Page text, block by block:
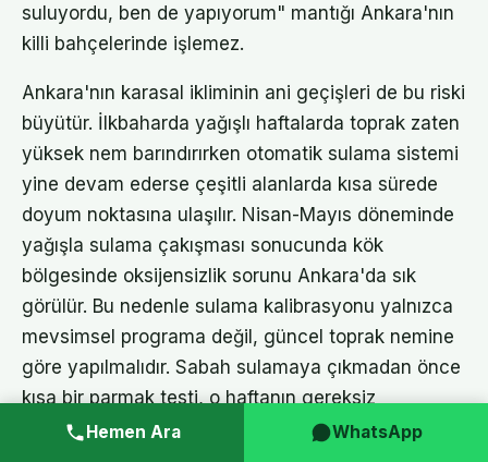
suluyordu, ben de yapıyorum" mantığı Ankara'nın
killi bahçelerinde işlemez.
Ankara'nın karasal ikliminin ani geçişleri de bu riski
büyütür. İlkbaharda yağışlı haftalarda toprak zaten
yüksek nem barındırırken otomatik sulama sistemi
yine devam ederse çeşitli alanlarda kısa sürede
doyum noktasına ulaşılır. Nisan-Mayıs döneminde
yağışla sulama çakışması sonucunda kök
bölgesinde oksijensizlik sorunu Ankara'da sık
görülür. Bu nedenle sulama kalibrasyonu yalnızca
mevsimsel programa değil, güncel toprak nemine
göre yapılmalıdır. Sabah sulamaya çıkmadan önce
kısa bir parmak testi, o haftanın gereksiz
sulamasını önler.
Hemen Ara WhatsApp